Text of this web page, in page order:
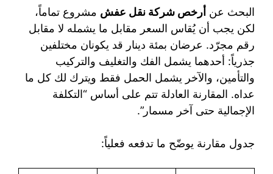
البحث عن أرخص شركة نقل عفش مشروع تماماً،
لكن يجب أن يُقاس السعر مقابل ما يشمله لا مقابل
رقم مجرّد. عرضان بمئة دينار قد يكونان مختلفين
جذرياً: أحدهما يشمل الفك والتغليف والتركيب
والتأمين، والآخر يشمل الحمل فقط ويترك لك كل ما
عداه. المقارنة العادلة تتم على أساس “التكلفة
الإجمالية حتى آخر مسمار”.
جدول مقارنة يوضّح ما تدفعه فعلياً: